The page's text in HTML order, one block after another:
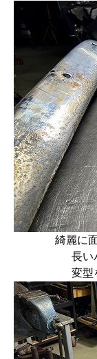
綺麗に
長い
変型